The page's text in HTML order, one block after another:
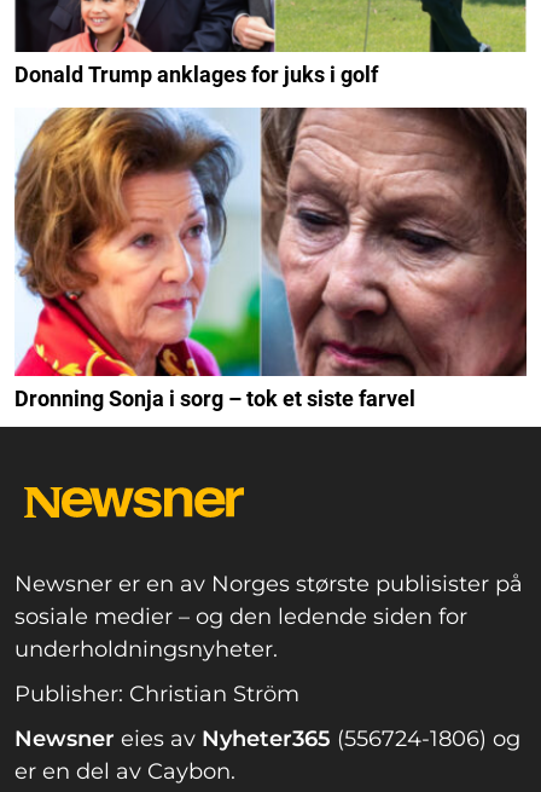
Donald Trump anklages for juks i golf
Dronning Sonja i sorg – tok et siste farvel
Newsner er en av Norges største publisister på
sosiale medier – og den ledende siden for
underholdningsnyheter.
Publisher: Christian Ström
Newsner eies av Nyheter365 (556724-1806) og
er en del av Caybon.